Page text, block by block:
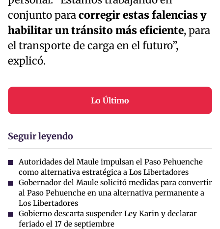
conjunto paracorregir estas falencias y
habilitar un tránsito más eficiente, para
el transporte de carga en el futuro”,
explicó.
Lo Último
Seguir leyendo
Autoridades del Maule impulsan el Paso Pehuenche
como alternativa estratégica a Los Libertadores
Gobernador del Maule solicitó medidas para convertir
al Paso Pehuenche en una alternativa permanente a
Los Libertadores
Gobierno descarta suspender Ley Karin y declarar
feriado el 17 de septiembre